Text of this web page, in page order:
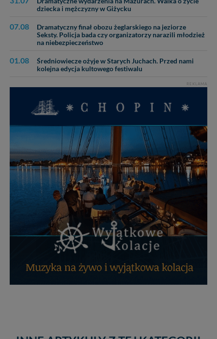
dziecka i mężczyzny w Giżycku
07.08
Dramatyczny finał obozu żeglarskiego na jeziorze
Seksty. Policja bada czy organizatorzy narazili młodzież
na niebezpieczeństwo
01.08
Średniowiecze ożyje w Starych Juchach. Przed nami
kolejna edycja kultowego festiwalu
REKLAMA